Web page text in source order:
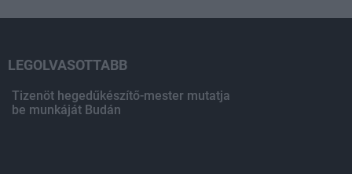
LEGOLVASOTTABB
Tizenöt hegedűkészítő-mester mutatja
be munkáját Budán